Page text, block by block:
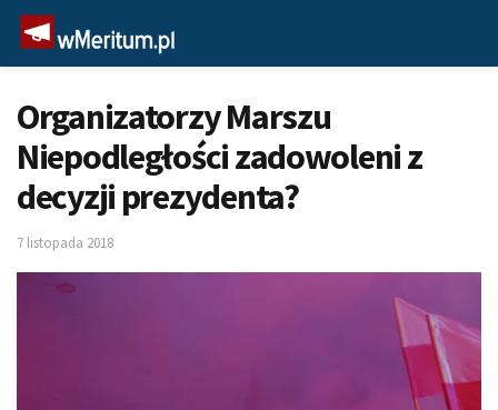
Organizatorzy Marszu
Niepodległości zadowoleni z
decyzji prezydenta?
7 listopada 2018